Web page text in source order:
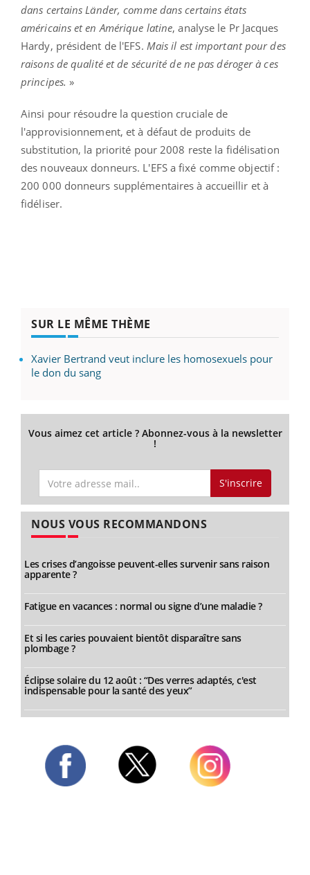
dans certains Länder, comme dans certains états
américains et en Amérique latine, analyse le Pr Jacques
Hardy, président de l'EFS. Mais il est important pour des
raisons de qualité et de sécurité de ne pas déroger à ces
principes. »
Ainsi pour résoudre la question cruciale de
l'approvisionnement, et à défaut de produits de
substitution, la priorité pour 2008 reste la fidélisation
des nouveaux donneurs. L'EFS a fixé comme objectif :
200 000 donneurs supplémentaires à accueillir et à
fidéliser.
SUR LE MÊME THÈME
Xavier Bertrand veut inclure les homosexuels pour
le don du sang
Vous aimez cet article ? Abonnez-vous à la newsletter
!
S'inscrire
NOUS VOUS RECOMMANDONS
Les crises d’angoisse peuvent-elles survenir sans raison
apparente ?
Fatigue en vacances : normal ou signe d’une maladie ?
Et si les caries pouvaient bientôt disparaître sans
plombage ?
Éclipse solaire du 12 août : “Des verres adaptés, c'est
indispensable pour la santé des yeux”